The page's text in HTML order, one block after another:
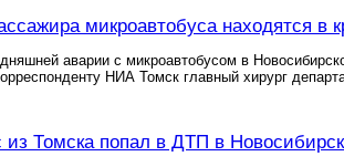
микроавтобуса находятся в
аварии с микроавтобусом в
НИА Томск главный хирург
из Томска попал в ДТП в